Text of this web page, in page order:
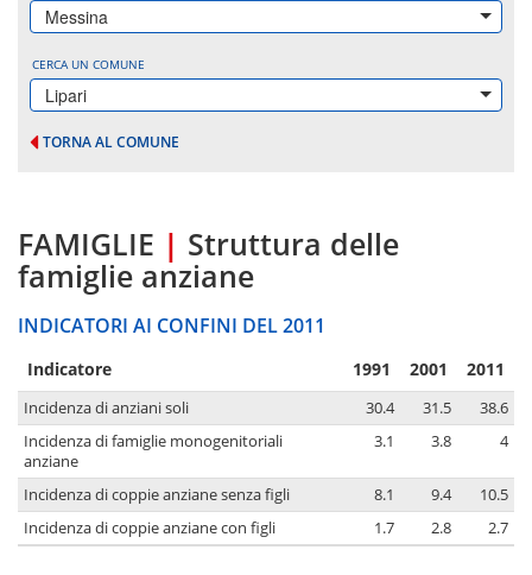
Messina
CERCA UN COMUNE
Lipari
TORNA AL COMUNE
FAMIGLIE | Struttura delle
famiglie anziane
INDICATORI AI CONFINI DEL 2011
Indicatore 1991 2001 2011
Incidenza di anziani soli 30.4 31.5
38.6
Incidenza di famiglie monogenitoriali
anziane
3.1 3.8 4
Incidenza di coppie anziane senza figli 8.1 9.4
10.5
Incidenza di coppie anziane con figli
1.7 2.8 2.7